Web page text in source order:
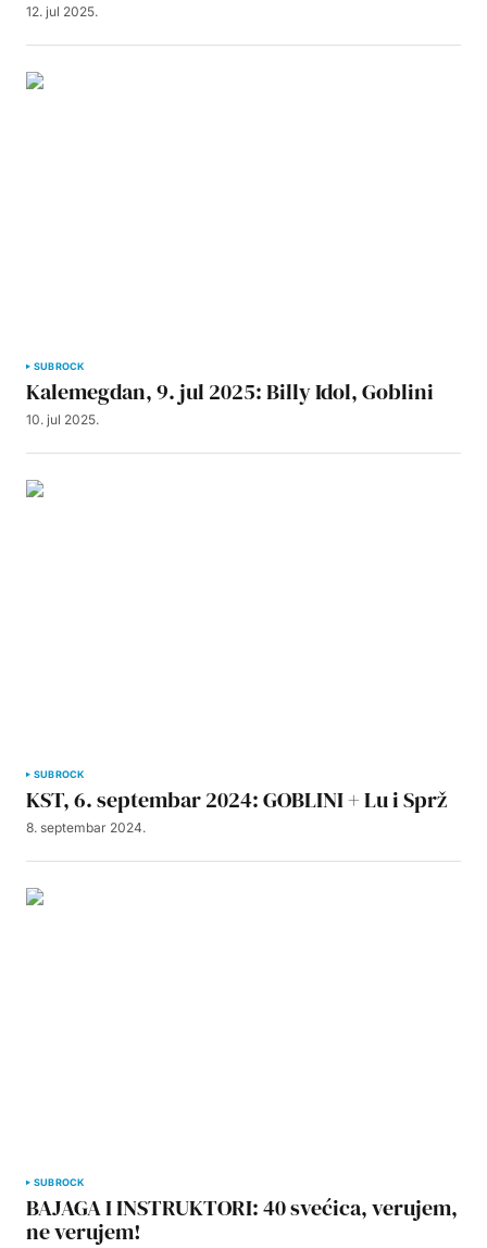
12. jul 2025.
SUBROCK
Kalemegdan, 9. jul 2025: Billy Idol, Goblini
10. jul 2025.
SUBROCK
KST, 6. septembar 2024: GOBLINI + Lu i Sprž
8. septembar 2024.
SUBROCK
BAJAGA I INSTRUKTORI: 40 svećica, verujem,
ne verujem!